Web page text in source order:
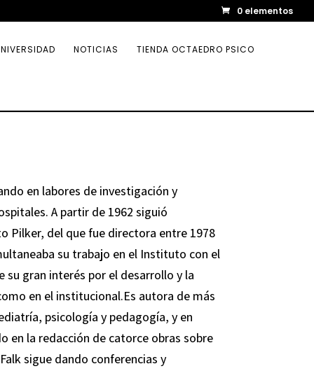
0 elementos
NOTICIAS TIENDA OCTAEDRO PSICO
en labores de investigación y
A partir de 1962 siguió
Pilker, del que fue directora entre 1978
su trabajo en el Instituto con el
gran interés por el desarrollo y la
en el institucional.Es autora de más
psicología y pedagogía, y en
en la redacción de catorce obras sobre
sigue dando conferencias y